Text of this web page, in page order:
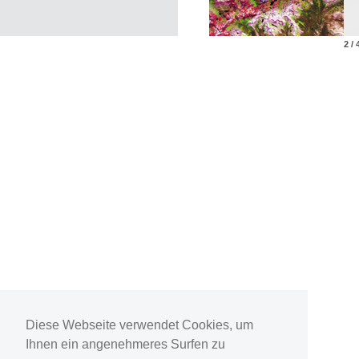
Diese Webseite verwendet Cookies, um
Ihnen ein angenehmeres Surfen zu
2 /